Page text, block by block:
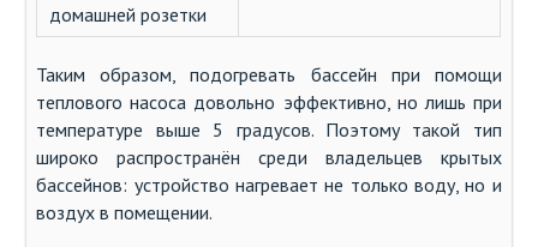
домашней розетки
Таким образом, подогревать бассейн при помощи
теплового насоса довольно эффективно, но лишь при
температуре выше 5 градусов. Поэтому такой тип
широко распространён среди владельцев крытых
бассейнов: устройство нагревает не только воду, но и
воздух в помещении.